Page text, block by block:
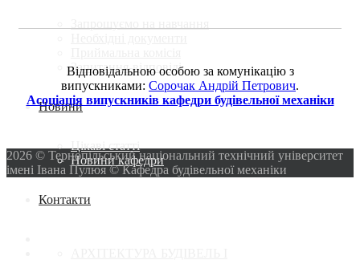
Запитання-відповіді
Новини
Цікаві статті
Новини кафедри
Контакти
Відповідальною особою за комунікацію з
випускниками: Сорочак Андрій Петрович.
Асоціація випускників кафедри будівельної механіки
2026 © Тернопільський національний технічний університет
імені Івана Пулюя © Кафедра будівельної механіки